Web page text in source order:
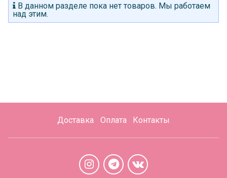
В данном разделе пока нет товаров. Мы работаем
над этим.
Доставка Оплата Контакты